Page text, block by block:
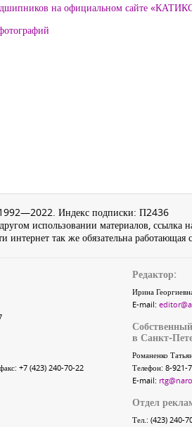
на официальном сайте
1992—2022. Индекс подписки: П2436
использовании материалов, ссылка
интернет так же обязательна
+7 (423) 240-70-22
Редактор:
Ирина
E-mail:
в Санкт-
Романенко
Телефон: 8-921-
E-mail:
Отдел
Тел.: (423) 240-